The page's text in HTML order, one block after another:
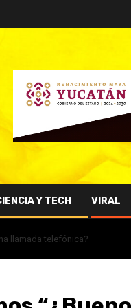
Y TECH VIRAL
llamada telefónica?